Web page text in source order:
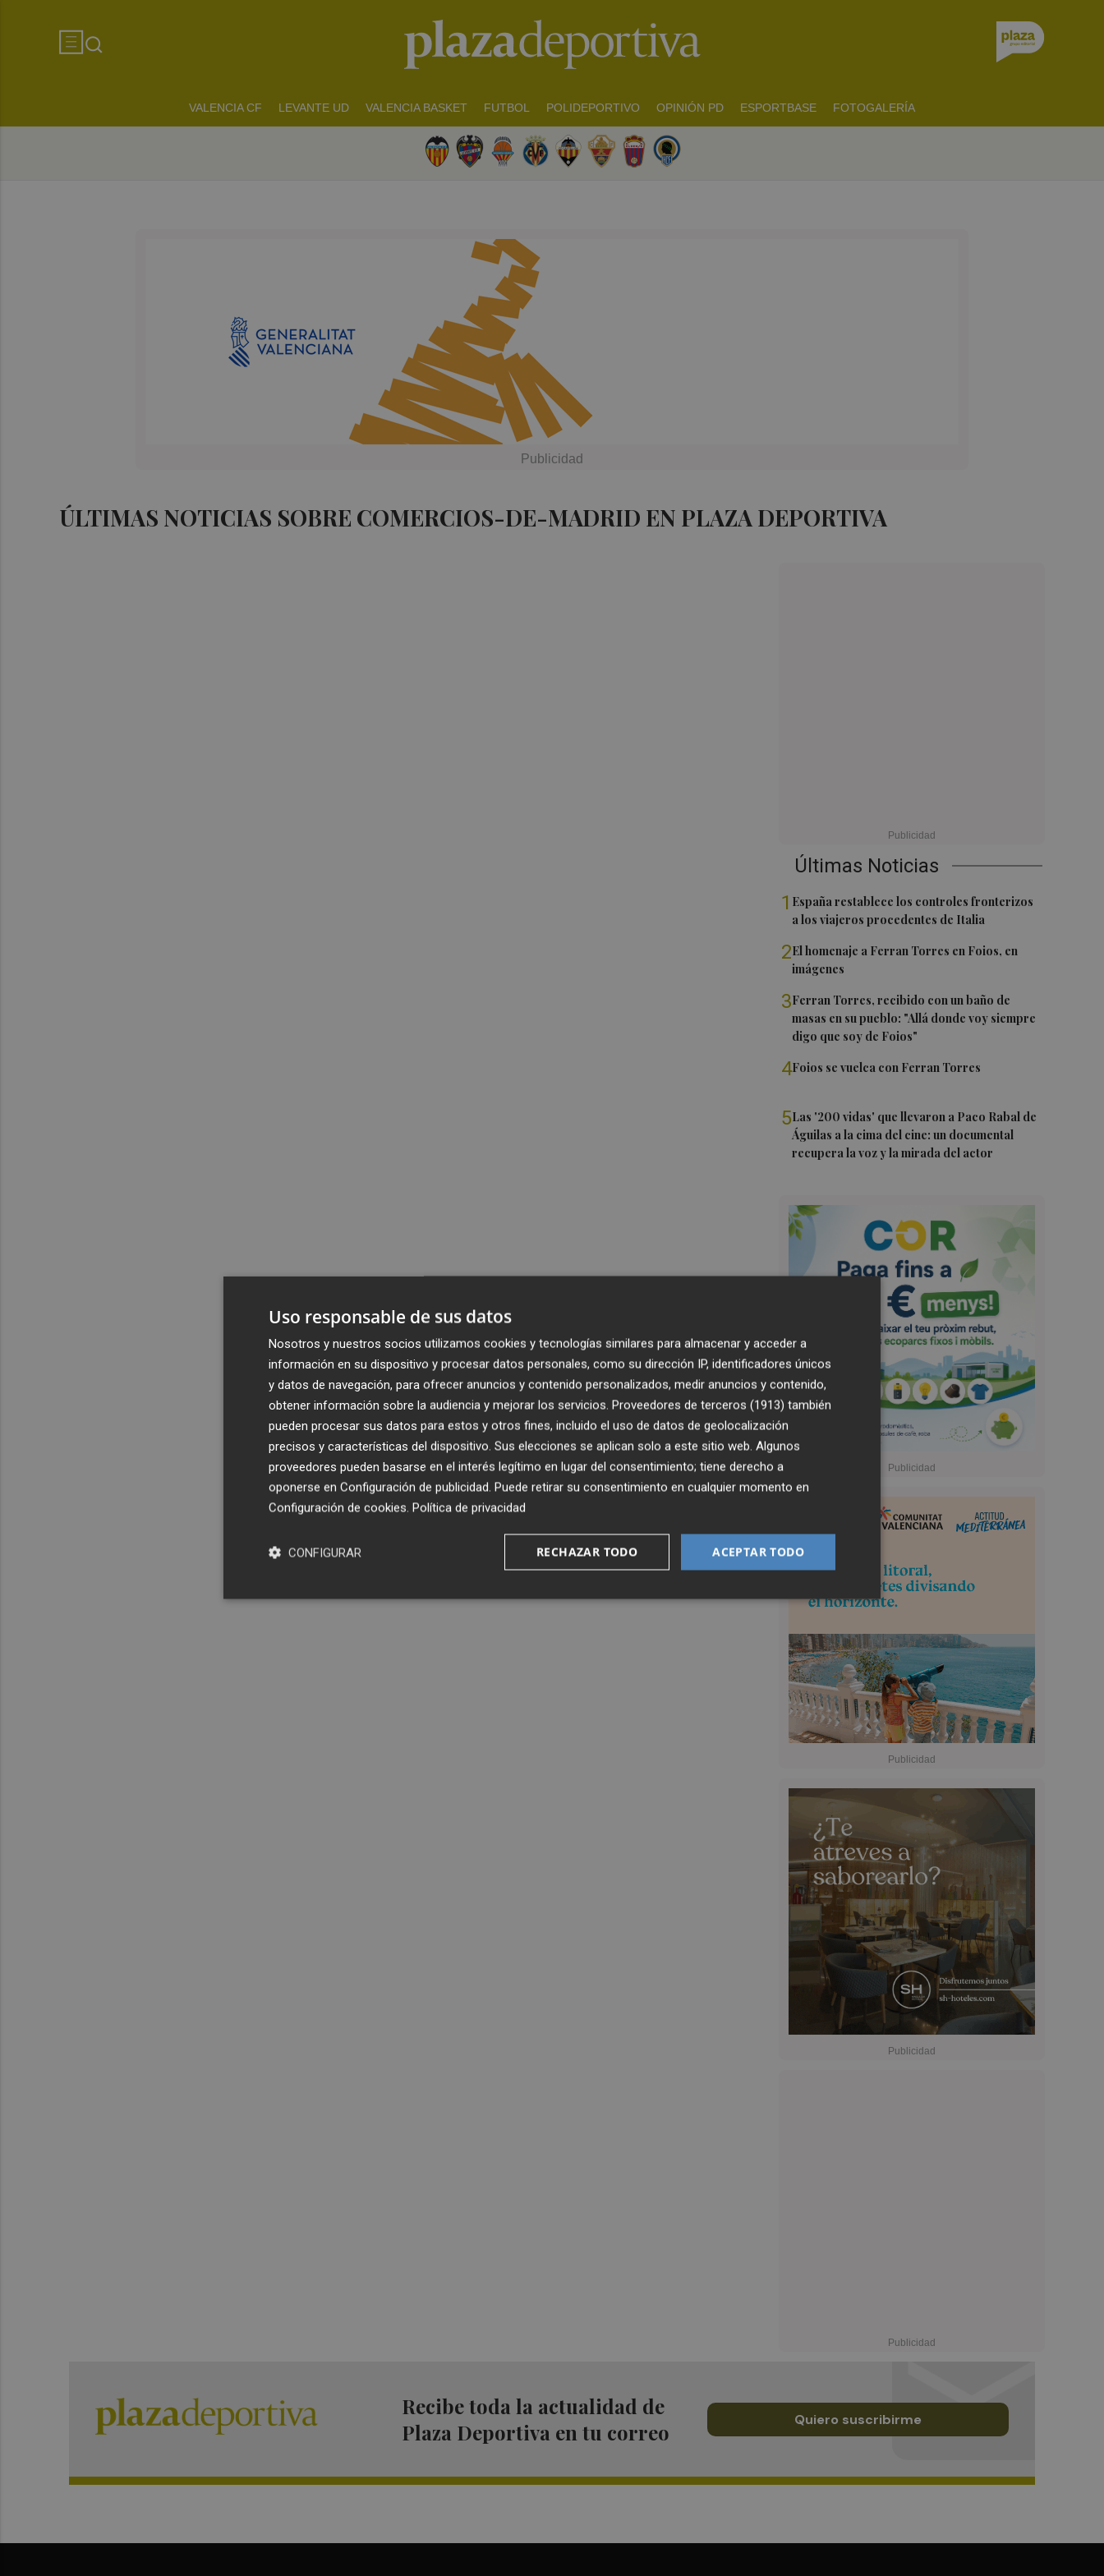
VALENCIA CF LEVANTE UD VALENCIA BASKET FUTBOL POLIDEPORTIVO OPINIÓN PD ESPORTBASE FOTOGALERÍA
ÚLTIMAS NOTICIAS SOBRE COMERCIOS-DE-MADRID EN PLAZA DEPORTIVA
Últimas Noticias
1 España restablece los controles fronterizos
a los viajeros procedentes de Italia
2El homenaje a Ferran Torres en Foios, en
imágenes
3Ferran Torres, recibido con un baño de
masas en su pueblo: "Allá donde voy siempre
digo que soy de Foios"
4Foios se vuelca con Ferran Torres
5Las '200 vidas' que llevaron a Paco Rabal de
Águilas a la cima del cine: un documental
recupera la voz y la mirada del actor
Recibe toda la actualidad de
Plaza Deportiva en tu correo
Quiero suscribirme
Uso responsable de sus datos
Nosotros y nuestros socios utilizamos cookies y tecnologías similares para almacenar y acceder a
información en su dispositivo y procesar datos personales, como su dirección IP, identificadores únicos
y datos de navegación, para ofrecer anuncios y contenido personalizados, medir anuncios y contenido,
obtener información sobre la audiencia y mejorar los servicios. Proveedores de terceros (1913) también
pueden procesar sus datos para estos y otros fines, incluido el uso de datos de geolocalización
precisos y características del dispositivo. Sus elecciones se aplican solo a este sitio web. Algunos
proveedores pueden basarse en el interés legítimo en lugar del consentimiento; tiene derecho a
oponerse en Configuración de publicidad. Puede retirar su consentimiento en cualquier momento en
Configuración de cookies. Política de privacidad
ACEPTAR TODO
RECHAZAR TODO
CONFIGURAR